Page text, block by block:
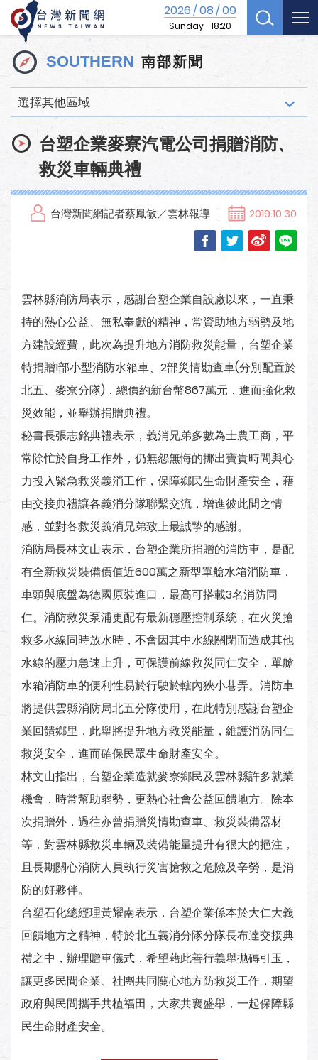
2026/08/09
Sunday 18:20
SOUTHERN 南部新聞
選擇其他區域
台塑企業麥寮汽電公司捐贈消防、
救災車輛典禮
台灣新聞網記者蔡鳳敏／雲林報導 2019.10.30
雲林縣消防局表示，感謝台塑企業自設廠以來，一直秉
持的熱心公益、無私奉獻的精神，常資助地方弱勢及地
方建設經費，此次為提升地方消防救災能量，台塑企業
特捐贈1部小型消防水箱車、2部災情勘查車(分別配置於
北五、麥寮分隊)，總價約新台幣867萬元，進而強化救
災效能，並舉辦捐贈典禮。
秘書長張志銘典禮表示，義消兄弟多數為士農工商，平
常除忙於自身工作外，仍無怨無悔的挪出寶貴時間與心
力投入緊急救災義消工作，保障鄉民生命財產安全，藉
由交接典禮讓各義消分隊聯繫交流，增進彼此間之情
感，並對各救災義消兄弟致上最誠摯的感謝。
消防局長林文山表示，台塑企業所捐贈的消防車，是配
有全新救災裝備價值近600萬之新型單艙水箱消防車，
車頭與底盤為德國原裝進口，最高可搭載3名消防同
仁。消防救災泵浦更配有最新穩壓控制系統，在火災搶
救多水線同時放水時，不會因其中水線關閉而造成其他
水線的壓力急速上升，可保護前線救災同仁安全，單艙
水箱消防車的便利性易於行駛於轄內狹小巷弄。消防車
將提供雲縣消防局北五分隊使用，在此特別感謝台塑企
業回饋鄉里，此舉將提升地方救災能量，維護消防同仁
救災安全，進而確保民眾生命財產安全。
林文山指出，台塑企業造就麥寮鄉民及雲林縣許多就業
機會，時常幫助弱勢，更熱心社會公益回饋地方。除本
次捐贈外，過往亦曾捐贈災情勘查車、救災裝備器材
等，對雲林縣救災車輛及裝備能量提升有很大的挹注，
且長期關心消防人員執行災害搶救之危險及辛勞，是消
防的好夥伴。
台塑石化總經理黃耀南表示，台塑企業係本於大仁大義
回饋地方之精神，特於北五義消分隊分隊長布達交接典
禮之中，辦理贈車儀式，希望藉此善行義舉拋磚引玉，
讓更多民間企業、社團共同關心地方防救災工作，期望
政府與民間攜手共植福田，大家共襄盛舉，一起保障縣
民生命財產安全。